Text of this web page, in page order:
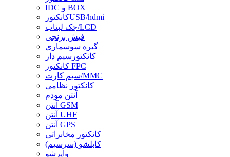
IDC و BOX
کانکتورUSB/hdmi
جک لبتاب/LCD
فیش برنجی
گیره سوسماری
کانکتورسیم دار
کانکتور FPC
سیم کارت/MMC
کانکتور نظامی
آنتن مودم
آنتن GSM
آنتن UHF
آنتن GPS
کانکتور مخابراتی
کابلشو (سرسیم)
وایرشو